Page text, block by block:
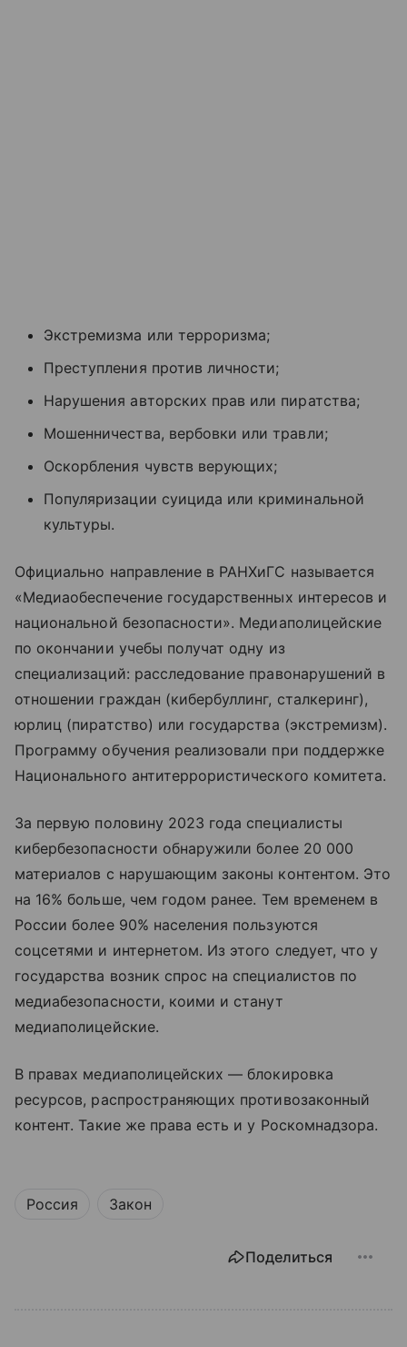
Экстремизма или терроризма;
Преступления против личности;
Нарушения авторских прав или пиратства;
Мошенничества, вербовки или травли;
Оскорбления чувств верующих;
Популяризации суицида или криминальной
культуры.
Официально направление в РАНХиГС называется
«Медиаобеспечение государственных интересов и
национальной безопасности». Медиаполицейские
по окончании учебы получат одну из
специализаций: расследование правонарушений в
отношении граждан (кибербуллинг, сталкеринг),
юрлиц (пиратство) или государства (экстремизм).
Программу обучения реализовали при поддержке
Национального антитеррористического комитета.
За первую половину 2023 года специалисты
кибербезопасности обнаружили более 20 000
материалов с нарушающим законы контентом. Это
на 16% больше, чем годом ранее. Тем временем в
России более 90% населения пользуются
соцсетями и интернетом. Из этого следует, что у
государства возник спрос на специалистов по
медиабезопасности, коими и станут
медиаполицейские.
В правах медиаполицейских — блокировка
ресурсов, распространяющих противозаконный
контент. Такие же права есть и у Роскомнадзора.
Россия Закон
Поделиться